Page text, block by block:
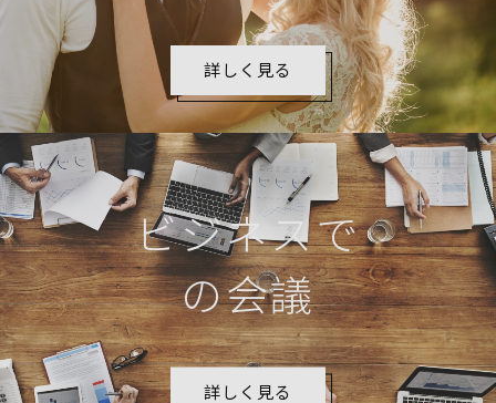
詳しく見る
ビジネスで
の会議
詳しく見る